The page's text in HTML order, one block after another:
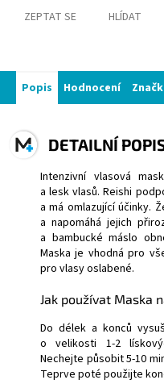
ZEPTAT SE HLÍDAT
Popis Hodnocení
DETAILNÍ
Intenzivní vlasová
a lesk vlasů. Reishi
a má omlazující účinky.
a napomáhá jejich
a bambucké máslo
Maska je vhodná pro
pro vlasy oslabené.
Jak používat Maska
Do délek a konců
o velikosti 1-2
Nechejte působit 5-10
Teprve poté použijte